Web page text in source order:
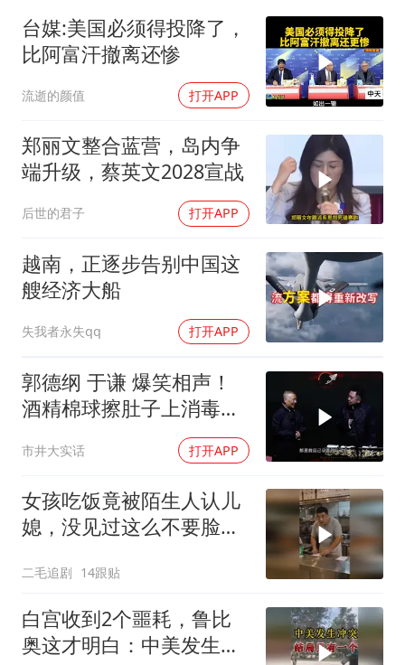
公安部通报：抓获犯罪嫌疑人8200余名
我国民营企业创新动能持续增强
“老戏骨”秦焰去世
台媒:美国必须得投降了，
比阿富汗撤离还惨
流逝的颜值 打开APP
郑丽文整合蓝营，岛内争
端升级，蔡英文2028宣战
后世的君子 打开APP
越南，正逐步告别中国这
艘经济大船
失我者永失qq 打开APP
郭德纲 于谦 爆笑相声！
酒精棉球擦肚子上消毒，
拿云南白药擦刀，是不是
擦反了？
市井大实话 打开APP
女孩吃饭竟被陌生人认儿
媳，没见过这么不要脸
二毛追剧 14跟贴
白宫收到2个噩耗，鲁比
奥这才明白：中美发生冲